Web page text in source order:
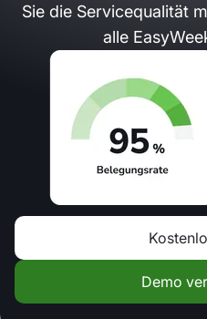
Sie die Servicequalität
alle
Demo